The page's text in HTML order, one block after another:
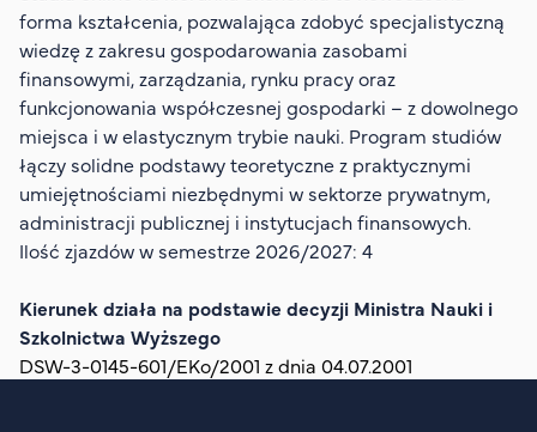
Study in English
Wydziały
Opłaty za studia
Dla studenta
Organizacja studiów
Aktualności
Stypendia
Dyżury prorektorów
O rekrutacji
forma kształcenia, pozwalająca zdobyć specjalistyczną
wiedzę z zakresu gospodarowania zasobami
finansowymi, zarządzania, rynku pracy oraz
funkcjonowania współczesnej gospodarki – z dowolnego
miejsca i w elastycznym trybie nauki. Program studiów
łączy solidne podstawy teoretyczne z praktycznymi
umiejętnościami niezbędnymi w sektorze prywatnym,
administracji publicznej i instytucjach finansowych.
Ilość zjazdów w semestrze 2026/2027: 4
Kierunek działa na podstawie decyzji Ministra Nauki i
Szkolnictwa Wyższego
DSW-3-0145-601/EKo/2001 z dnia 04.07.2001